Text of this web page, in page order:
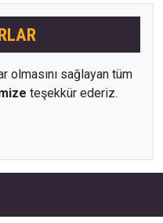
olmasını sağlayan tüm
teşekkür ederiz.